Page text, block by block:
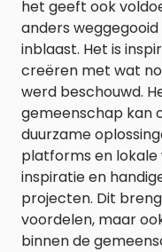
het geeft ook
anders
inblaast. Het is
creëren met wat
werd beschouwd.
gemeenschap kan
duurzame
platforms en lokale
inspiratie en
projecten. Dit
voordelen, maar
binnen de